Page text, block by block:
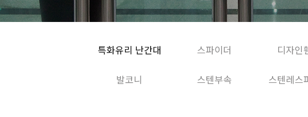
특화유리 난간대 스파이더 디자인
발코니 스텐부속 스텐레스